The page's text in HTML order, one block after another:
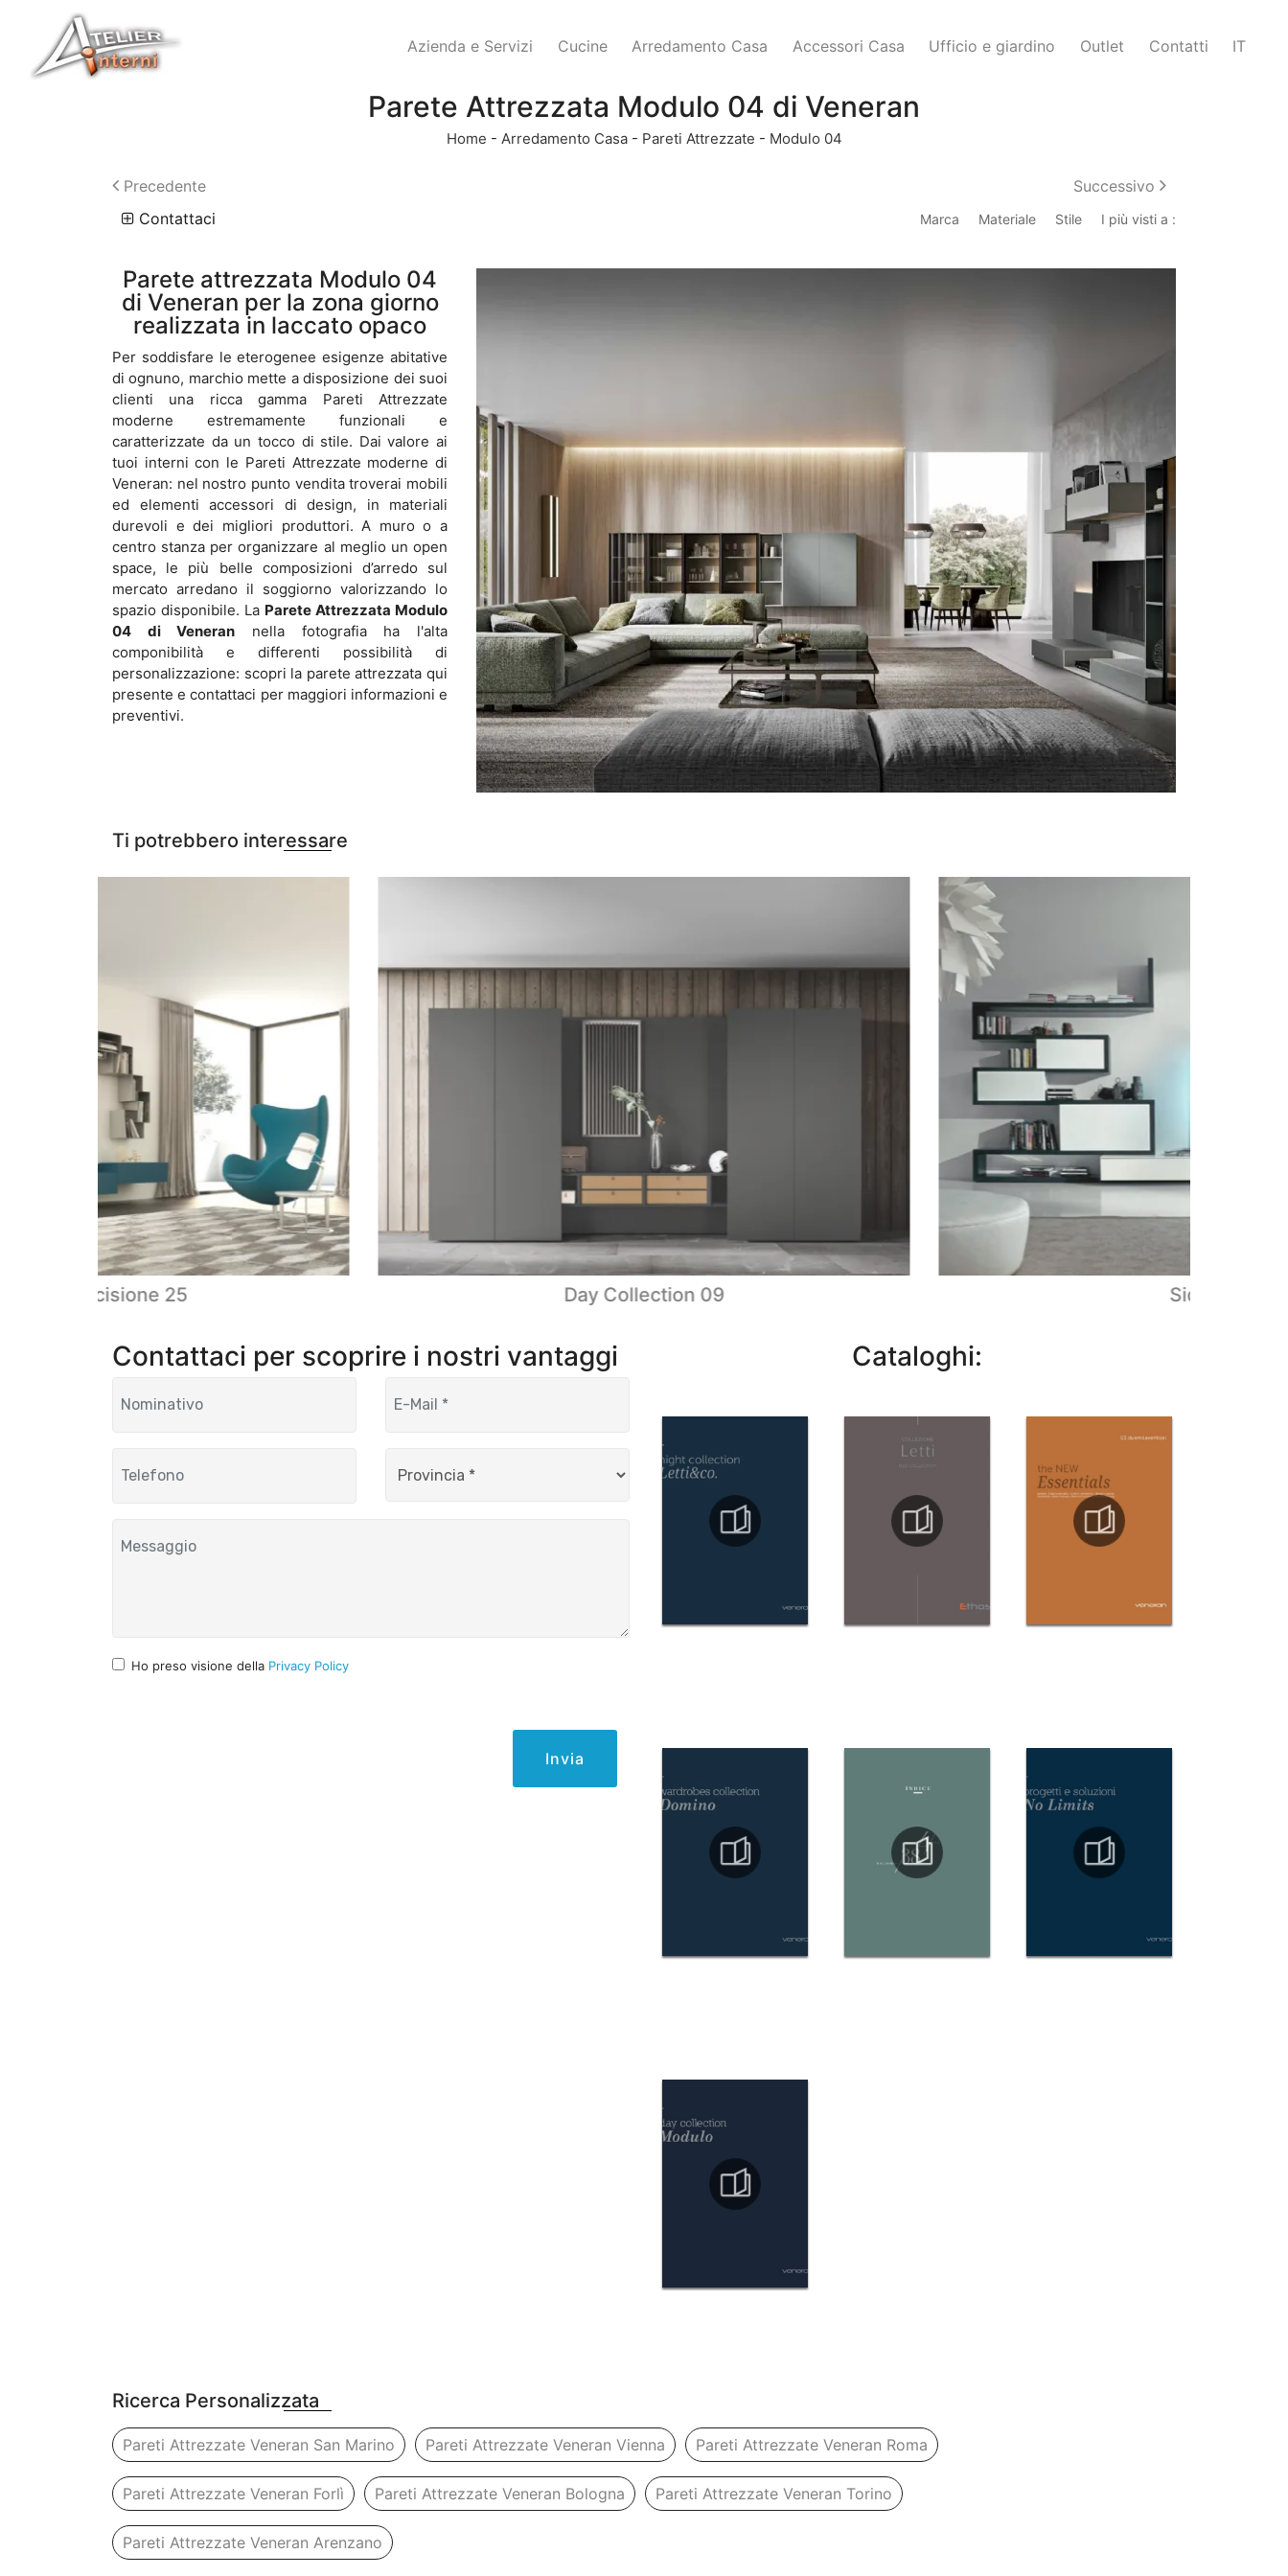
Azienda e Servizi Cucine Arredamento Casa Accessori Casa Ufficio e giardino Outlet Contatti IT
Parete Attrezzata Modulo 04 di Veneran
Home - Arredamento Casa- Pareti Attrezzate - Modulo 04
Precedente
Successivo
Contattaci
Marca Materiale Stile I più visti a :
Parete attrezzata Modulo 04
di Veneran per la zona giorno
realizzata in laccato opaco
Per soddisfare le eterogenee esigenze abitative
di ognuno, marchio mette a disposizione dei suoi
clienti una ricca gamma Pareti Attrezzate
moderne estremamente funzionali e
caratterizzate da un tocco di stile. Dai valore ai
tuoi interni con le Pareti Attrezzate moderne di
Veneran: nel nostro punto vendita troverai mobili
ed elementi accessori di design, in materiali
durevoli e dei migliori produttori. A muro o a
centro stanza per organizzare al meglio un open
space, le più belle composizioni d’arredo sul
mercato arredano il soggiorno valorizzando lo
spazio disponibile. La Parete Attrezzata Modulo
04 di Veneran nella fotografia ha l'alta
componibilità e differenti possibilità di
personalizzazione: scopri la parete attrezzata qui
presente e contattaci per maggiori informazioni e
preventivi.
Ti potrebbero interessare
Incisione 25 Day Collection 09 Side 09
Contattaci per scoprire i nostri vantaggi
Ho preso visione della Privacy Policy
Invia
Cataloghi:
Ricerca Personalizzata
Pareti Attrezzate Veneran San Marino Pareti Attrezzate Veneran Vienna Pareti Attrezzate Veneran Roma
Pareti Attrezzate Veneran Forlì Pareti Attrezzate Veneran Bologna Pareti Attrezzate Veneran Torino
Pareti Attrezzate Veneran Arenzano